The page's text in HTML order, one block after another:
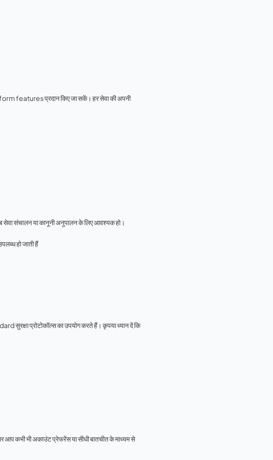
features प्रदान किए जा सकें। हर सेवा की अपनी
सेवा संचालन या कानूनी अनुपालन के लिए आवश्यक हो।
हो जाती हैं
प्रोटोकॉल्स का उपयोग करते हैं। कृपया ध्यान दें कि
कभी भी अकाउंट प्रेफरेंस या सीधी बातचीत के माध्यम से